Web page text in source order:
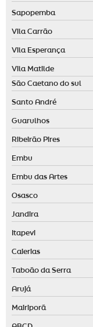
Sapopemba
Vila Carrão
Vila Esperança
Vila Matilde
São Caetano do sul
Santo André
Guarulhos
Ribeirão Pires
Embu
Embu das Artes
Osasco
Jandira
Itapevi
Caierias
Taboão da Serra
Arujá
Mairiporã